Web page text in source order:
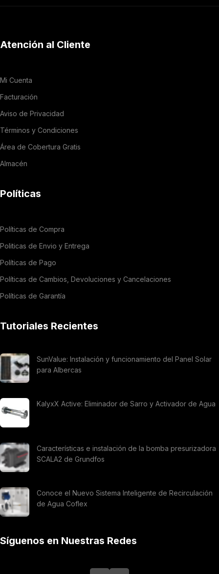
Atención al Cliente
Mi Cuenta
Facturación
Aviso de Privacidad
Términos y Condiciones
Área de Cobertura Gratis
Almacén
Políticas
Políticas de Compra
Politicas de Envio y Entrega
Políticas de Pago
Políticas de Cambios, Devoluciones y Cancelaciones
Políticas de Garantía
Tutoriales Recientes
SunValue: Instalación y funcionamiento del Panel Solar
para Albercas
KalyxX Active: Eliminador de Sarro y Activador de Agua
Características e instalación de la bomba presurizadora
SCALA2 de Grundfos
Conoce el Nuevo Sistema Inteligente de Recirculación
de Agua Coflex
Síguenos en Nuestras Redes